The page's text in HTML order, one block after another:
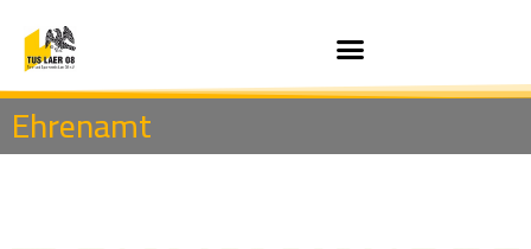
Ehrenamt